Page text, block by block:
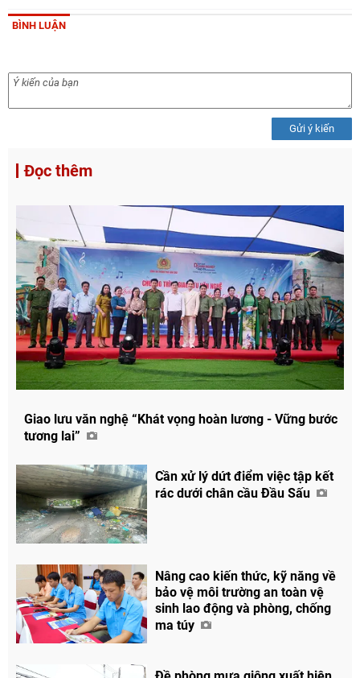
BÌNH LUẬN
Gửi ý kiến
Đọc thêm
Giao lưu văn nghệ “Khát vọng hoàn lương - Vững bước
tương lai”
Cần xử lý dứt điểm việc tập kết
rác dưới chân cầu Đầu Sấu
Nâng cao kiến thức, kỹ năng về
bảo vệ môi trường an toàn vệ
sinh lao động và phòng, chống
ma túy